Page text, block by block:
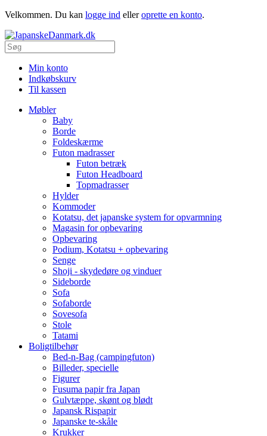
Velkommen. Du kan logge ind elleroprette en konto.
Min konto
Indkøbskurv
Til kassen
Møbler
Baby
Borde
Foldeskærme
Futon madrasser
Futon betræk
Futon Headboard
Topmadrasser
Hylder
Kommoder
Kotatsu, det japanske system for opvarmning
Magasin for opbevaring
Opbevaring
Podium, Kotatsu + opbevaring
Senge
Shoji - skydedøre og vinduer
Sideborde
Sofa
Sofaborde
Sovesofa
Stole
Tatami
Boligtilbehør
Bed-n-Bag (campingfuton)
Billeder, specielle
Figurer
Fusuma papir fra Japan
Gulvtæppe, skønt og blødt
Japansk Rispapir
Japanske te-skåle
Krukker